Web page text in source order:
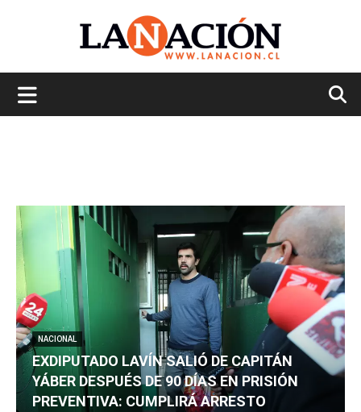
NACIONAL
EXDIPUTADO LAVÍN SALIÓ DE CAPITÁN
YÁBER DESPUÉS DE 90 DÍAS EN PRISIÓN
PREVENTIVA: CUMPLIRÁ ARRESTO